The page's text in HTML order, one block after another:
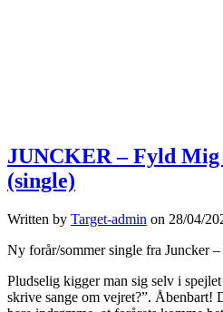
JUNCKER – Fyld
(single)
Written by Target-admin on 28/04/
Ny forår/sommer single fra Juncker
Pludselig kigger man sig selv i
skrive sange om vejret?”. Åbenbart!